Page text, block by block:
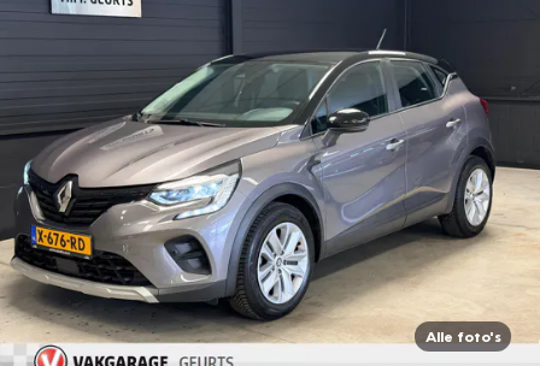
Alle foto's